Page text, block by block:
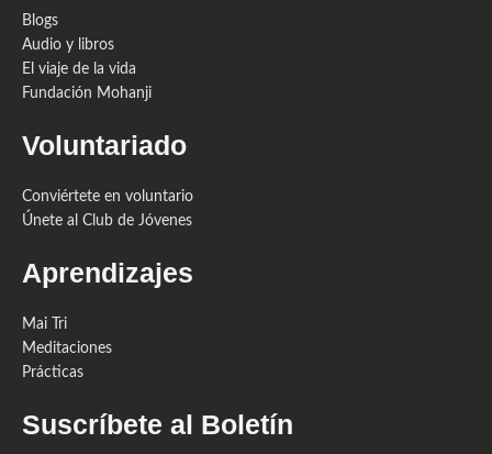
Blogs
Audio y libros
El viaje de la vida
Fundación Mohanji
Voluntariado
Conviértete en voluntario
Únete al Club de Jóvenes
Aprendizajes
Mai Tri
Meditaciones
Prácticas
Suscríbete al Boletín